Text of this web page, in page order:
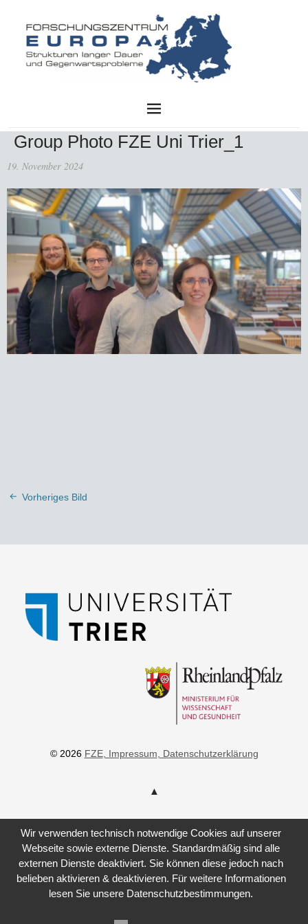
Group Photo FZE Uni Trier_1
19. November 2024
Vorheriges Bild
© 2026 FZE, Impressum , Datenschutzerklärung
Wir verwenden technisch notwendige Cookies auf unserer
Webseite sowie externe Dienste. Standardmäßig sind alle
externen Dienste deaktiviert. Sie können diese jedoch nach
belieben aktivieren & deaktivieren. Für weitere Informationen
lesen Sie unsere Datenschutzbestimmungen.